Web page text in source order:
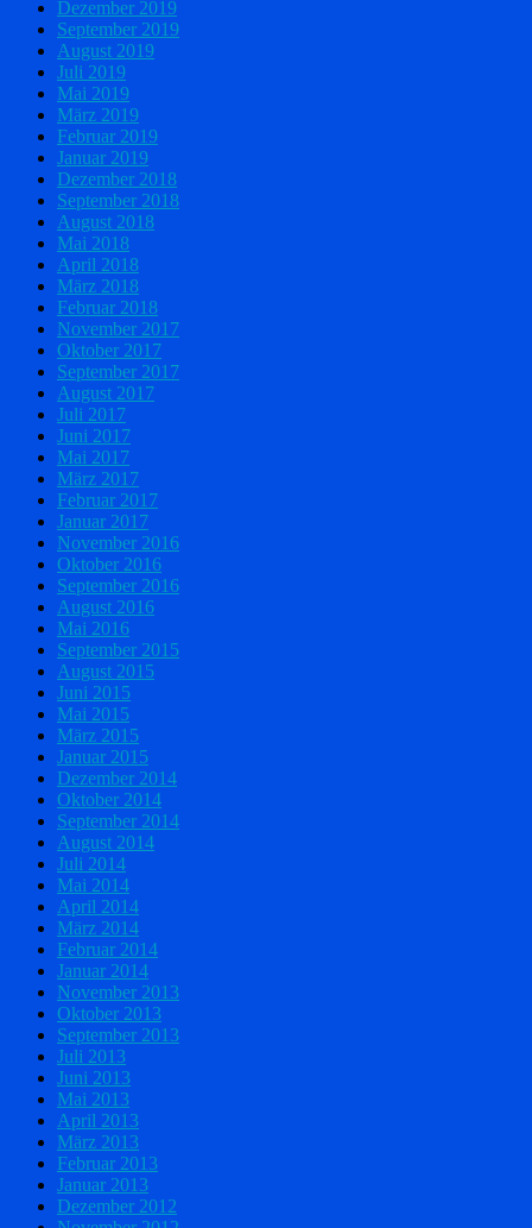
Dezember 2019
September 2019
August 2019
Juli 2019
Mai 2019
März 2019
Februar 2019
Januar 2019
Dezember 2018
September 2018
August 2018
Mai 2018
April 2018
März 2018
Februar 2018
November 2017
Oktober 2017
September 2017
August 2017
Juli 2017
Juni 2017
Mai 2017
März 2017
Februar 2017
Januar 2017
November 2016
Oktober 2016
September 2016
August 2016
Mai 2016
September 2015
August 2015
Juni 2015
Mai 2015
März 2015
Januar 2015
Dezember 2014
Oktober 2014
September 2014
August 2014
Juli 2014
Mai 2014
April 2014
März 2014
Februar 2014
Januar 2014
November 2013
Oktober 2013
September 2013
Juli 2013
Juni 2013
Mai 2013
April 2013
März 2013
Februar 2013
Januar 2013
Dezember 2012